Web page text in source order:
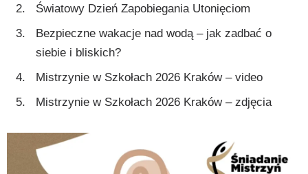
Światowy Dzień Zapobiegania Utonięciom
Bezpieczne wakacje nad wodą – jak zadbać o
siebie i bliskich?
Mistrzynie w Szkołach 2026 Kraków – video
Mistrzynie w Szkołach 2026 Kraków – zdjęcia